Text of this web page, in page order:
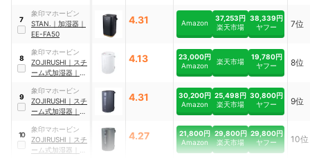
7
象印マホービン
STAN.
｜ 加湿器 ｜
EE-FA50
4.31 Amazon
37,253円
楽天市場
38,339円
ヤフー
7位
8
象印マホービン
ZOJIRUSHI ｜ スチ
ーム式加湿器 ｜
4.13
23,000円
Amazon
楽天市場
19,780円
ヤフー
8位
9
象印マホービン
ZOJIRUSHI ｜ スチ
ーム式加湿器 ｜
4.31
30,200円
Amazon
25,498円
楽天市場
30,800円
ヤフー
9位
10
象印マホービン
ZOJIRUSHI ｜ スチ
ーム式加湿器
4.27
21,800円
Amazon
29,800円
楽天市場
29,800円
ヤフー
10位